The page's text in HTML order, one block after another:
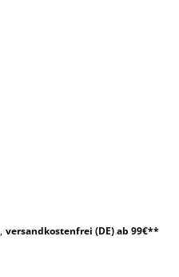
, versandkostenfrei (DE) ab 99€**